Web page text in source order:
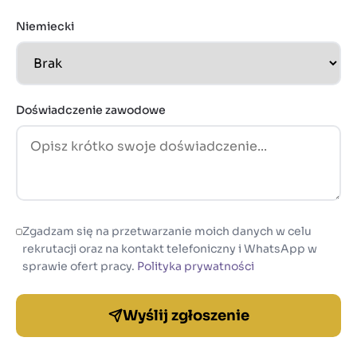
Niemiecki
Doświadczenie zawodowe
Zgadzam się na przetwarzanie moich danych w celu
rekrutacji oraz na kontakt telefoniczny i WhatsApp w
sprawie ofert pracy. Polityka prywatności
Wyślij zgłoszenie